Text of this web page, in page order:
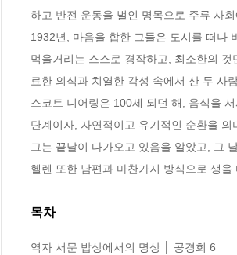
하고 반전 운동을 벌인 명목으로 주류 사
1932년, 마음을 합한 그들은 도시를 떠나
먹을거리는 스스로 경작하고, 최소한의
료한 의식과 치열한 각성 속에서 산 두 사
스코트 니어링은 100세 되던 해, 음식을
단계이자, 자연적이고 유기적인 순환을 의
그는 끝날이 다가오고 있음을 알았고, 그
헬렌 또한 남편과 마찬가지 방식으로 생
목차
역자 서문 밥상에서의 명상 │ 공경희 6